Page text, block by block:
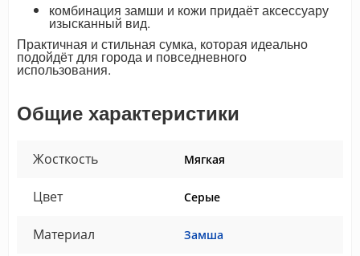
комбинация замши и кожи придаёт аксессуару
изысканный вид.
Практичная и стильная сумка, которая идеально
подойдёт для города и повседневного
использования.
Общие характеристики
Жосткость Мягкая
Цвет Серые
Материал Замша